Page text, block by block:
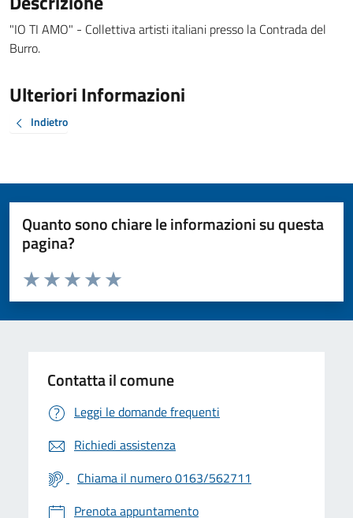
"IO TI AMO" - Collettiva artisti italiani presso la Contrada del
Burro.
Ulteriori Informazioni
Indietro
Quanto sono chiare le informazioni su questa
pagina?
Valuta da 1 a 5 stelle la pagina
Valuta 5 stelle su 5
Valuta 4 stelle su 5
Valuta 3 stelle su 5
Valuta 2 stelle su 5
Valuta 1 stelle su 5
Contatta il comune
Leggi le domande frequenti
Richiedi assistenza
Chiama il numero 0163/562711
Prenota appuntamento